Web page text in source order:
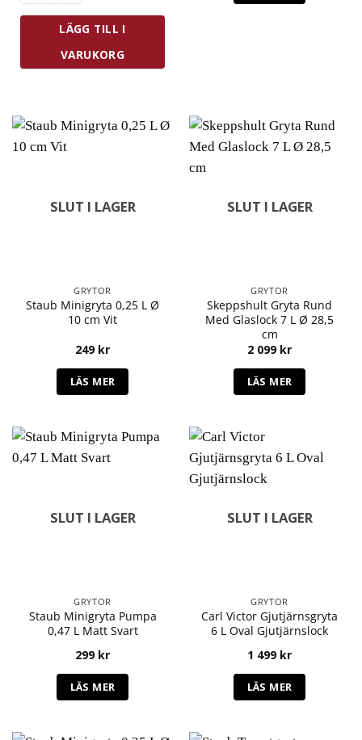
999 kr. 449 kr.
LÄGG TILL I
VARUKORG
SLUT I LAGER
GRYTOR
Staub Minigryta 0,25 L Ø
10 cm Vit
249 kr
LÄS MER
SLUT I LAGER
GRYTOR
Skeppshult Gryta Rund
Med Glaslock 7 L Ø 28,5
cm
2 099 kr
LÄS MER
SLUT I LAGER
GRYTOR
Staub Minigryta Pumpa
0,47 L Matt Svart
299 kr
LÄS MER
SLUT I LAGER
GRYTOR
Carl Victor Gjutjärnsgryta
6 L Oval Gjutjärnslock
1 499 kr
LÄS MER